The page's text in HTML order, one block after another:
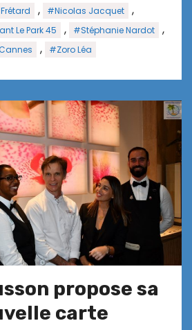
, #Nicolas Jacquet ,
Le Park 45 , #Stéphanie Nardot ,
, #Zoro Léa
propose sa
carte